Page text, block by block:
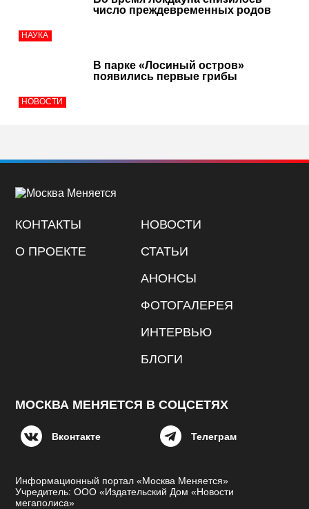
НАУКА
число преждевременных родов
НОВОСТИ
В парке «Лосиный остров»
появились первые грибы
КОНТАКТЫ
О ПРОЕКТЕ
НОВОСТИ
СТАТЬИ
АНОНСЫ
ФОТОГАЛЕРЕЯ
ИНТЕРВЬЮ
БЛОГИ
МОСКВА МЕНЯЕТСЯ В СОЦСЕТЯХ
Вконтакте Телеграм
Информационный портал «Москва Меняется»
Учредитель: ООО «Издательский Дом «Новости
мегаполиса»